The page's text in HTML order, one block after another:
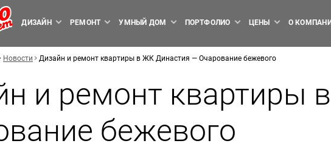
ДИЗАЙН РЕМОНТ УМНЫЙ ДОМ ПОРТФОЛИО ЦЕНЫ О
Новости Дизайн и ремонт квартиры в ЖК Династия — Очарование бежевого
и ремонт квартиры
бежевого